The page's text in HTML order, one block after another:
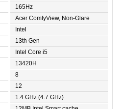
165Hz
Acer ComfyView, Non-Glare
Intel
13th Gen
Intel Core i5
13420H
8
12
1.4 GHz (4.7 GHz)